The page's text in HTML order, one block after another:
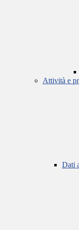
Attività e
Dati